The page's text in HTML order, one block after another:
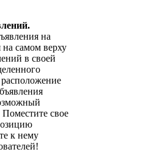
на
на самом верху
в своей
свое
к нему